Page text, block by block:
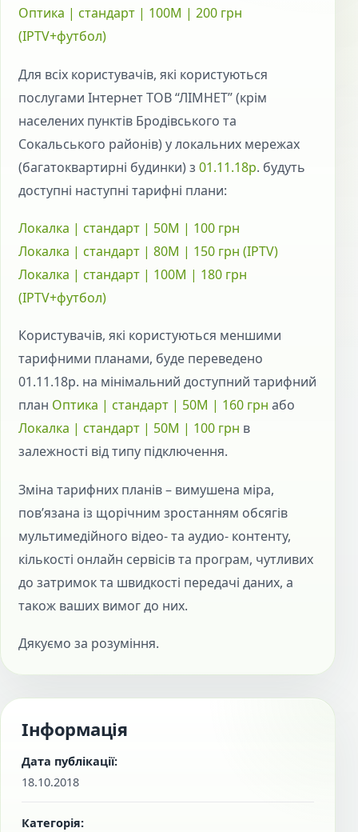
Оптика | стандарт | 100М | 200 грн
(IPTV+футбол)
Для всіх користувачів, які користуються
послугами Інтернет ТОВ “ЛІМНЕТ” (крім
населених пунктів Бродівського та
Сокальського районів) у локальних мережах
(багатоквартирні будинки) з 01.11.18р. будуть
доступні наступні тарифні плани:
Локалка | стандарт | 50М | 100 грн
Локалка | стандарт | 80М | 150 грн (IPTV)
Локалка | стандарт | 100М | 180 грн
(IPTV+футбол)
Користувачів, які користуються меншими
тарифними планами, буде переведено
01.11.18р. на мінімальний доступний тарифний
план Оптика | стандарт | 50М | 160 грн або
Локалка | стандарт | 50М | 100 грн в
залежності від типу підключення.
Зміна тарифних планів – вимушена міра,
пов’язана із щорічним зростанням обсягів
мультимедійного відео- та аудио- контенту,
кількості онлайн сервісів та програм, чутливих
до затримок та швидкості передачі даних, а
також ваших вимог до них.
Дякуємо за розуміння.
Інформація
Дата публікації:
18.10.2018
Категорія: